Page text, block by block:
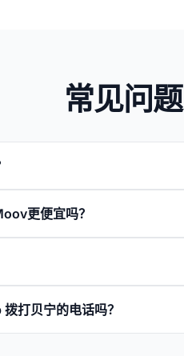
常见问题
更便宜吗？
打贝宁的电话吗？